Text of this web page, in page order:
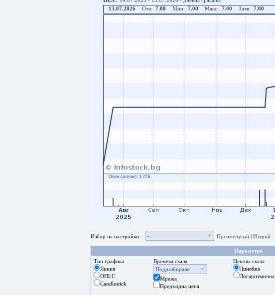
13.07.2026
Отв: 7.00 Мин: 7.00 Макс: 7.00 Затв: 7.00
Обем (лотове): 3.22K
Избор на настройки: - Преименувай | Изтрий
Параметри
Тип графика
Линия
OHLC
Candlestick
Времева скала
Подразбиране
Мрежа
Предходна цена
Ценова скала
Линейна
Логаритмична